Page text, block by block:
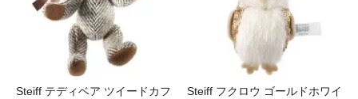
Steiff テディベア ツイードカフ
Steiff フクロウ ゴールドホワイ